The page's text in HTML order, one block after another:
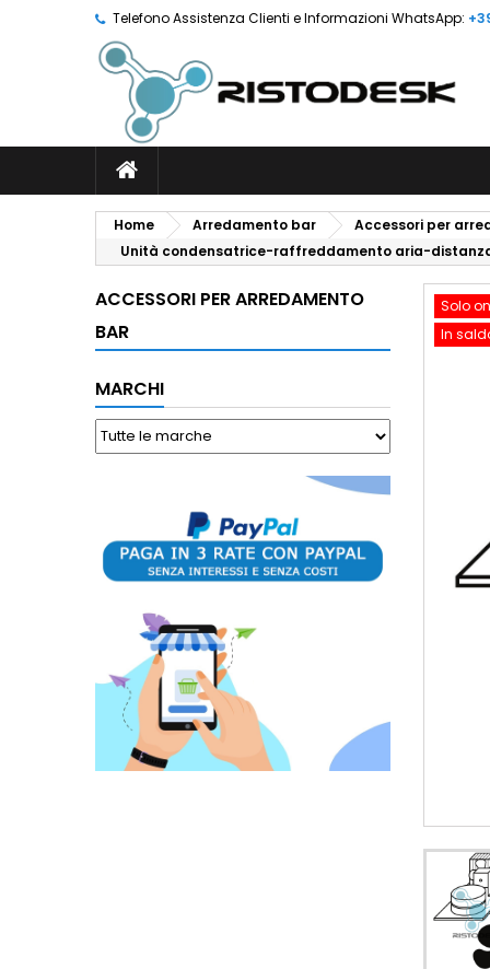
Telefono Assistenza Clienti e Informazioni WhatsApp:
Home Arredamento bar
Accessori per
Unità condensatrice-raffreddamento aria-
ACCESSORI PER ARREDAMENTO
BAR
MARCHI
Solo
In